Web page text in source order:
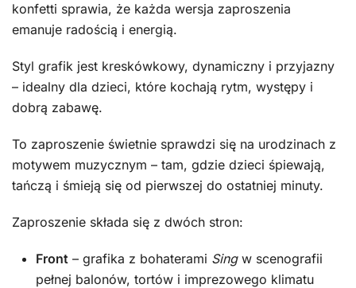
konfetti sprawia, że każda wersja zaproszenia
emanuje radością i energią.
Styl grafik jest kreskówkowy, dynamiczny i przyjazny
– idealny dla dzieci, które kochają rytm, występy i
dobrą zabawę.
To zaproszenie świetnie sprawdzi się na urodzinach z
motywem muzycznym – tam, gdzie dzieci śpiewają,
tańczą i śmieją się od pierwszej do ostatniej minuty.
Zaproszenie składa się z dwóch stron:
Front – grafika z bohaterami Singw scenografii
pełnej balonów, tortów i imprezowego klimatu